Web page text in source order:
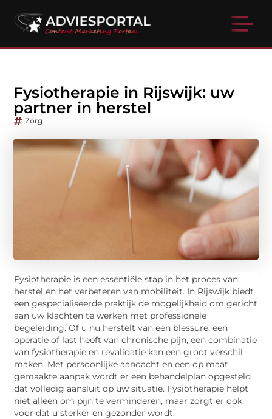
Fysiotherapie in Rijswijk: uw
partner in herstel
Zorg
Fysiotherapie is een essentiële stap in het proces van
herstel en het verbeteren van mobiliteit. In Rijswijk biedt
een gespecialiseerde praktijk de mogelijkheid om gericht
aan uw klachten te werken met professionele
begeleiding. Of u nu herstelt van een blessure, een
operatie of last heeft van chronische pijn, een combinatie
van fysiotherapie en revalidatie kan een groot verschil
maken. Met persoonlijke aandacht en een op maat
gemaakte aanpak wordt er een behandelplan opgesteld
dat volledig aansluit op uw situatie. Fysiotherapie helpt
niet alleen om pijn te verminderen, maar zorgt er ook
voor dat u sterker en gezonder wordt.